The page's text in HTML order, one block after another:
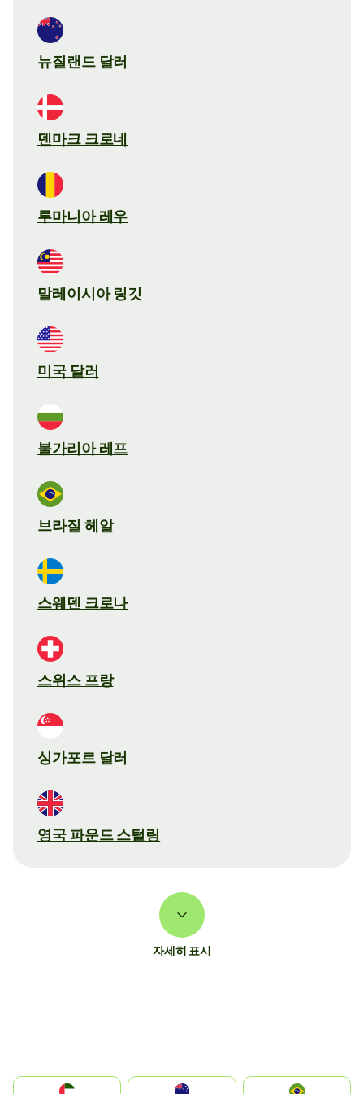
뉴질랜드 달러
덴마크 크로네
루마니아 레우
말레이시아 링깃
미국 달러
불가리아 레프
브라질 헤알
스웨덴 크로나
스위스 프랑
싱가포르 달러
영국 파운드 스털링
자세히 표시